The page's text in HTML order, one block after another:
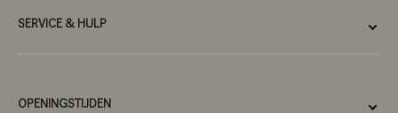
SERVICE & HULP
OPENINGSTIJDEN